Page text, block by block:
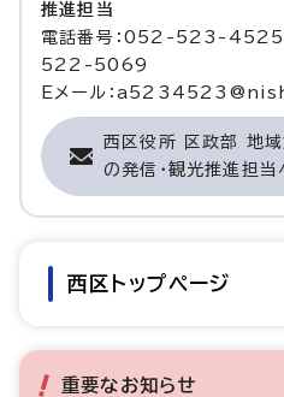
推進担当
電話番号：052-523-4525
522-5069
Eメール：
西区役所 区政部 地
の発信・観光推進担
西区トップページ
重要なお知らせ